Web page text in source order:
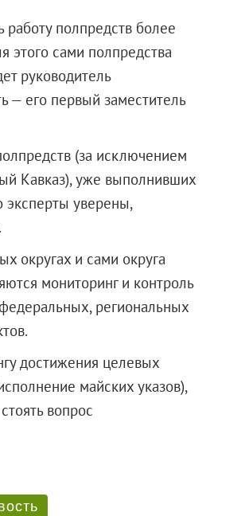
полпредств более
этого сами полпредства
руководитель
— его первый заместитель
(за исключением
Кавказ), уже выполнивших
эксперты уверены,
округах и сами округа
мониторинг и контроль
региональных
достижения целевых
майских указов),
вопрос